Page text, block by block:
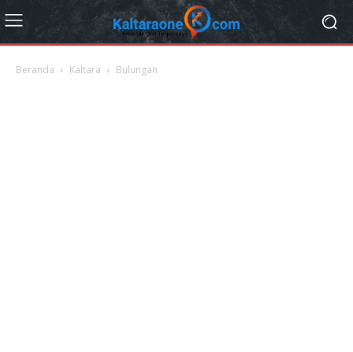
Beranda Kaltara Bulungan